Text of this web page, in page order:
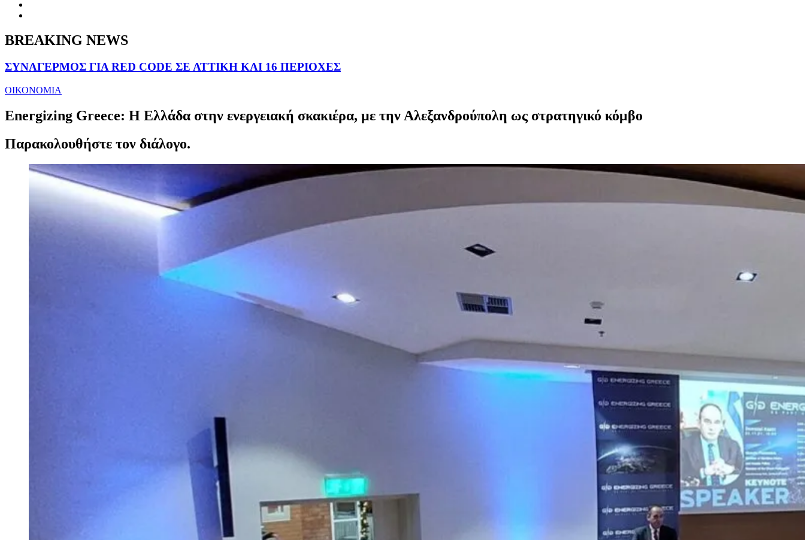
BREAKING NEWS
ΣΥΝΑΓΕΡΜΟΣ ΓΙΑ RED CODE ΣΕ ΑΤΤΙΚΗ ΚΑΙ 16 ΠΕΡΙΟΧΕΣ
ΟΙΚΟΝΟΜΙΑ
Energizing Greece: Η Ελλάδα στην ενεργειακή σκακιέρα, με την Αλεξανδρούπολη ως στρατηγικό κόμβο
Παρακολουθήστε τον διάλογο.